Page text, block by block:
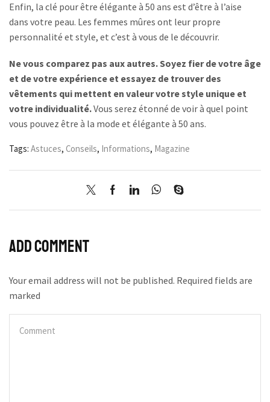
Enfin, la clé pour être élégante à 50 ans est d’être à l’aise
dans votre peau. Les femmes mûres ont leur propre
personnalité et style, et c’est à vous de le découvrir.
Ne vous comparez pas aux autres. Soyez fier de votre âge
et de votre expérience et essayez de trouver des
vêtements qui mettent en valeur votre style unique et
votre individualité.Vous serez étonné de voir à quel point
vous pouvez être à la mode et élégante à 50 ans.
Tags: Astuces, Conseils, Informations, Magazine
Add comment
Your email address will not be published. Required fields are
marked